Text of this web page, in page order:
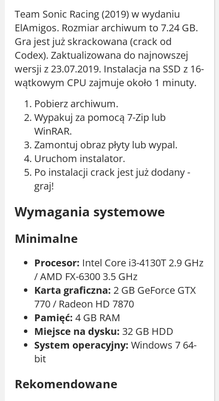
Team Sonic Racing (2019) w wydaniu
ElAmigos. Rozmiar archiwum to 7.24 GB.
Gra jest już skrackowana (crack od
Codex). Zaktualizowana do najnowszej
wersji z 23.07.2019. Instalacja na SSD z 16-
wątkowym CPU zajmuje około 1 minuty.
Pobierz archiwum.
Wypakuj za pomocą 7-Zip lub
WinRAR.
Zamontuj obraz płyty lub wypal.
Uruchom instalator.
Po instalacji crack jest już dodany -
graj!
Wymagania systemowe
Minimalne
Procesor: Intel Core i3-4130T 2.9 GHz
/ AMD FX-6300 3.5 GHz
Karta graficzna: 2 GB GeForce GTX
770 / Radeon HD 7870
Pamięć: 4 GB RAM
Miejsce na dysku: 32 GB HDD
System operacyjny: Windows 7 64-
bit
Rekomendowane